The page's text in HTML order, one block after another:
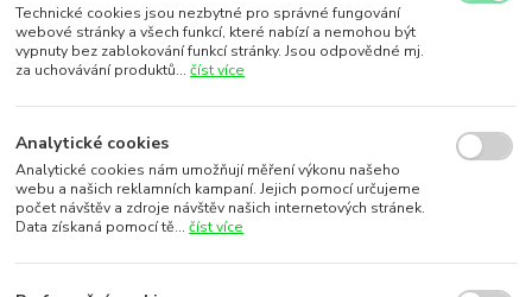
Technické cookies jsou nezbytné pro správné fungování
webové stránky a všech funkcí, které nabízí a nemohou být
vypnuty bez zablokování funkcí stránky. Jsou odpovědné mj.
za uchovávání produktů...číst více
Analytické cookies
Analytické cookies nám umožňují měření výkonu našeho
webu a našich reklamních kampaní. Jejich pomocí určujeme
počet návštěv a zdroje návštěv našich internetových stránek.
Data získaná pomocí tě...číst více